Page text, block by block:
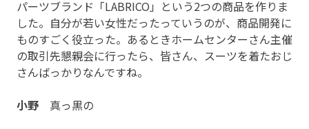
パーツブランド「LABRICO」という2つの商品を作りま
した。自分が若い女性だったっていうのが、商品開発に
ものすごく役立った。あるときホームセンターさん主催
の取引先懇親会に行ったら、皆さん、スーツを着たおじ
さんばっかりなんですね。
小野 真っ黒の